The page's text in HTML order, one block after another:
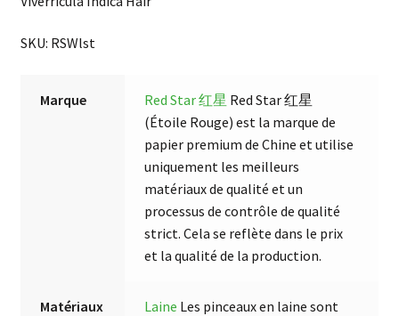
SKU: RSWlst
Marque Red Star 红星 Red Star 红星
(Étoile Rouge) est la marque de
papier premium de Chine et utilise
uniquement les meilleurs
matériaux de qualité et un
processus de contrôle de qualité
strict. Cela se reflète dans le prix
et la qualité de la production.
Matériaux Laine Les pinceaux en laine sont